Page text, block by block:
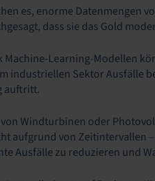
es, enorme Datenmengen
dass sie das Gold
Learning-Modellen
industriellen Sektor Ausfälle
auftritt.
Windturbinen oder
aufgrund von Zeitintervallen
Ausfälle zu reduzieren und